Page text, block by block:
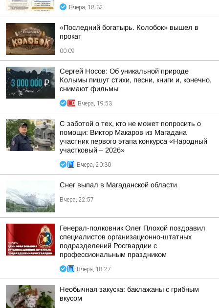
Вчера, 18:32
«Последний богатырь. Колобок» вышел в
прокат
00:09
Сергей Носов: Об уникальной природе
Колымы пишут стихи, песни, книги и, конечно,
снимают фильмы
Вчера, 19:53
С заботой о тех, кто не может попросить о
помощи: Виктор Макаров из Магадана
участник первого этапа конкурса «Народный
участковый – 2026»
Вчера, 20:30
Снег выпал в Магаданской области
Вчера, 22:57
Генерал-полковник Олег Плохой поздравил
специалистов организационно-штатных
подразделений Росгвардии с
профессиональным праздником
Вчера, 18:27
Необычная закуска: баклажаны с грибным
вкусом